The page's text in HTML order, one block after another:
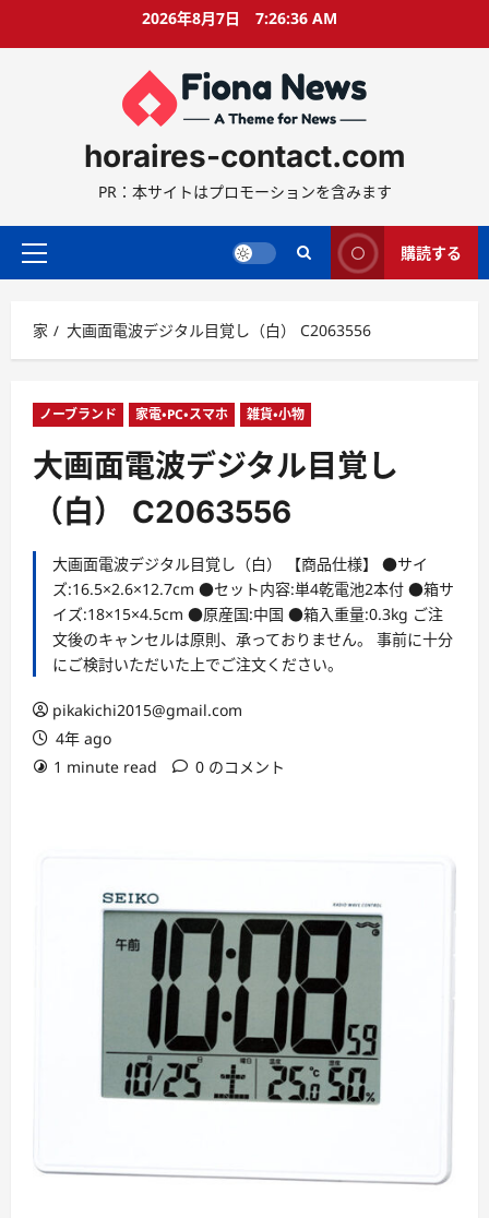
2026年8月7日 7:26:37 AM
horaires-contact.com
PR：本サイトはプロモーションを含みます
プ
マ
リ
メ
ュ
購読する
家 大画面電波デジタル目覚し（白） C2063556
ノーブランド 家電・PC・スマホ 雑貨・小物
大画面電波デジタル目覚し
（白） C2063556
大画面電波デジタル目覚し（白） 【商品仕様】 ●サイ
ズ:16.5×2.6×12.7cm ●セット内容:単4乾電池2本付 ●箱サ
イズ:18×15×4.5cm ●原産国:中国 ●箱入重量:0.3kg ご注
文後のキャンセルは原則、承っておりません。 事前に十分
にご検討いただいた上でご注文ください。
pikakichi2015@gmail.com
4年 ago
1 minute read
0 のコメント